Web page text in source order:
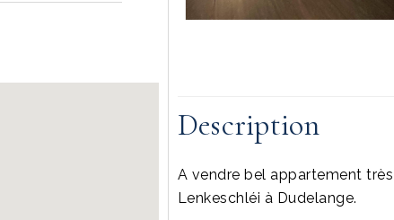
Description
A vendre bel appartement
Lenkeschléi à Dudelange.